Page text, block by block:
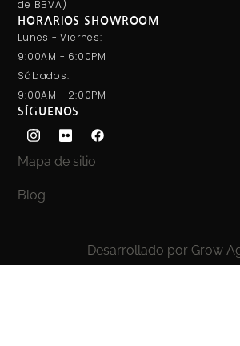
de BBVA)
HORARIOS SHOWROOM
Lunes - Viernes:
9:00AM - 6:00PM
Sábados:
9:00AM - 2:00PM
SÍGUENOS
Mapa de sitio
Blog
Desarrollado por Grow